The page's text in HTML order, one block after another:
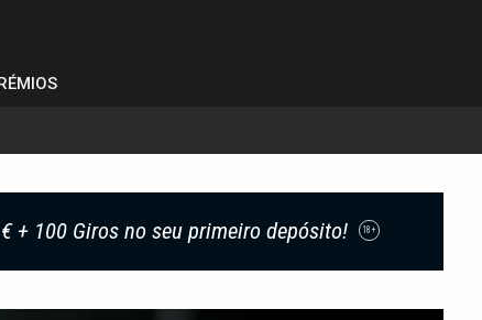
+ 100 Giros no seu primeiro depósito! 18+